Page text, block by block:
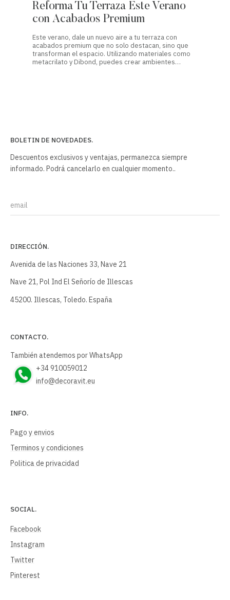
Reforma Tu Terraza Este Verano
con Acabados Premium
Este verano, dale un nuevo aire a tu terraza con
acabados premium que no solo destacan, sino que
transforman el espacio. Utilizando materiales como
metacrilato y Dibond, puedes crear ambientes…
BOLETIN DE NOVEDADES.
Descuentos exclusivos y ventajas, permanezca siempre
informado. Podrá cancelarlo en cualquier momento..
Email
DIRECCIÓN.
Avenida de las Naciones 33, Nave 21
Nave 21, Pol Ind El Señorío de Illescas
45200. Illescas, Toledo. España
CONTACTO.
También atendemos por WhatsApp
+34 910059012
info@decoravit.eu
INFO.
Pago y envios
Terminos y condiciones
Politica de privacidad
SOCIAL.
Facebook
Instagram
Twitter
Pinterest